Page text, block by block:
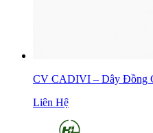
CV CADIVI – Dây Đồng
Liên Hệ